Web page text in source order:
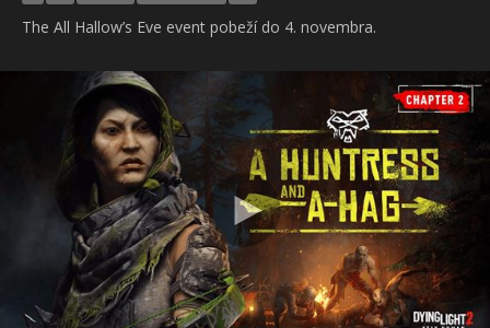
The All Hallow’s Eve event pobeží do 4. novembra.